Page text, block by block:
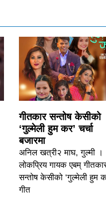
गीतकार सन्तोष केसीको
‘गुल्मेली हुम कर’ चर्चा
बजारमा
अनिल खत्री२ माघ, गुल्मी ।
लोकप्रिय गायक एबम्
सन्तोष केसीको ‘गुल्मेली हुम
गीत